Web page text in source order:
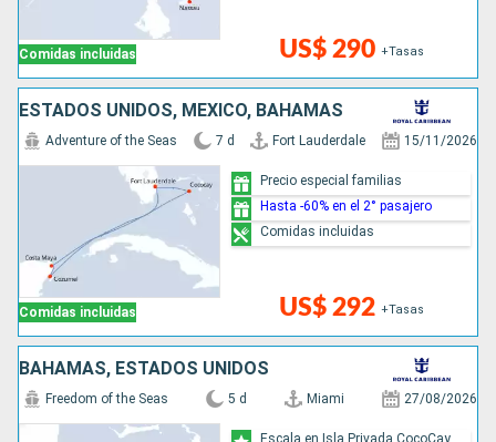
Comidas incluidas US$ 290 +Tasas
ESTADOS UNIDOS, MÉXICO, BAHAMAS
Comidas incluidas
Adventure of the Seas 7 d Fort Lauderdale 15/11/2026
US$ 292 +Tasas
Precio especial familias
Hasta -60% en el 2° pasajero
Comidas incluidas
BAHAMAS, ESTADOS UNIDOS
Freedom of the Seas 5 d Miami 27/08/2026
Escala en Isla Privada CocoCay